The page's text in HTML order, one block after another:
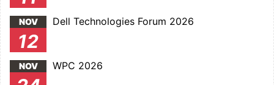
NOV
12
Dell Technologies Forum 2026
NOV WPC 2026